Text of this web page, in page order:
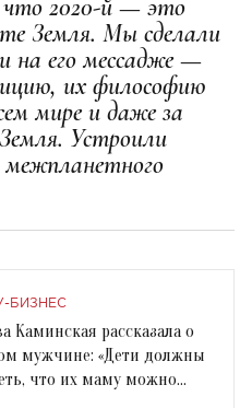
2020-й — это
Земля. Мы сделали
на его мессадже —
их философию
мире и даже за
Устроили
межпланетного
БИЗНЕС
Каминская рассказала о
мужчине: «Дети должны
что их маму можно